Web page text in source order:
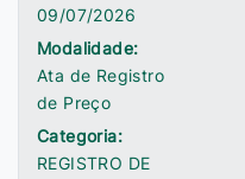
09/07/2026
Modalidade:
Ata de Registro
de Preço
Categoria:
REGISTRO DE